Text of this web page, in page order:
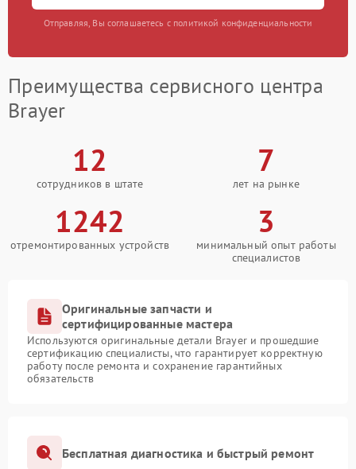
Отправляя, Вы соглашаетесь с политикой конфиденциальности
Преимущества сервисного центра
Brayer
12
сотрудников в штате
7
лет на рынке
1242
отремонтированных устройств
3
минимальный опыт работы
специалистов
Оригинальные запчасти и
сертифицированные мастера
Используются оригинальные детали Brayer и прошедшие
сертификацию специалисты, что гарантирует корректную
работу после ремонта и сохранение гарантийных
обязательств
Бесплатная диагностика и быстрый ремонт